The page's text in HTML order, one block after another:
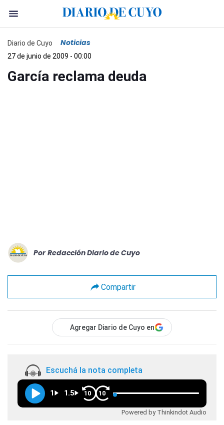
Diario de Cuyo Noticias
27 de junio de 2009 - 00:00
García reclama deuda
Por Redacción Diario de Cuyo
Compartir
Agregar Diario de Cuyo en
Escuchá la nota completa
1 1.5 10 10
Powered by Thinkindot Audio